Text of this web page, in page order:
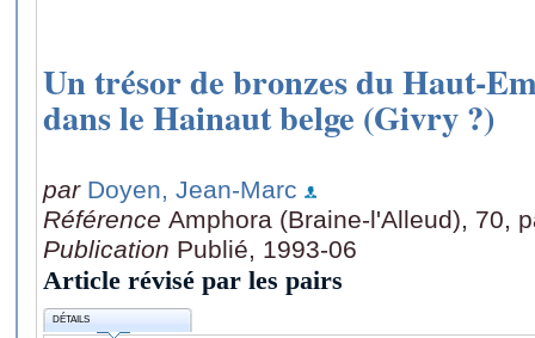
Un trésor de bronzes du Haut-
dans le Hainaut belge (Givry ?)
par Doyen, Jean-Marc
Référence Amphora (Braine-l'Alleud), 70,
Publication Publié, 1993-06
Article révisé par les pairs
DÉTAILS